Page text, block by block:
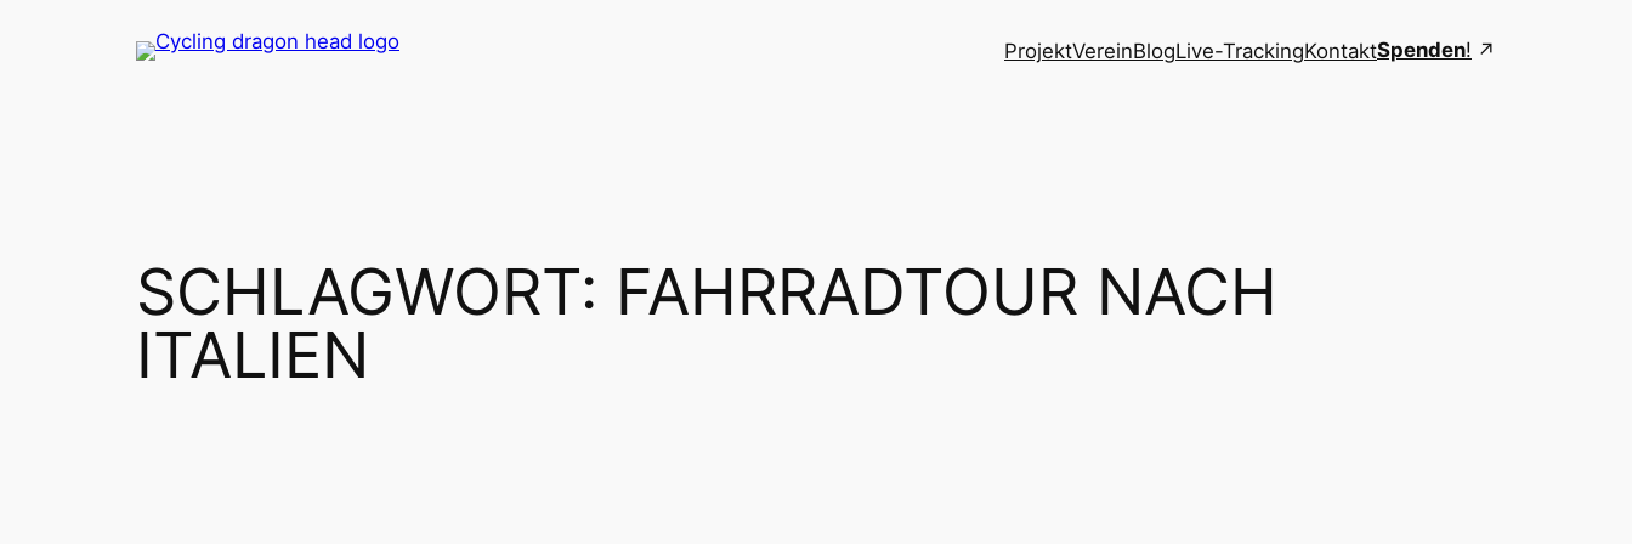
ProjektVereinBlogLive-TrackingKontaktSpenden!
SCHLAGWORT: FAHRRADTOUR NACH
ITALIEN